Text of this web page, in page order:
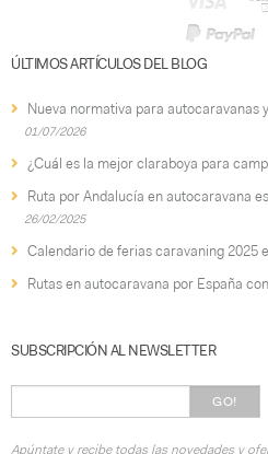
ÚLTIMOS ARTÍCULOS DEL BLOG
Nueva normativa para autocaravanas
01/07/2026
¿Cuál es la mejor claraboya para
Ruta por Andalucía en autocaravana
26/02/2025
Calendario de ferias caravaning 2025
Rutas en autocaravana por España
SUBSCRIPCIÓN AL NEWSLETTER
GO!
Apúntate y recibe todas las novedades y